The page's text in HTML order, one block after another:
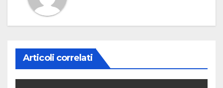
Articoli correlati